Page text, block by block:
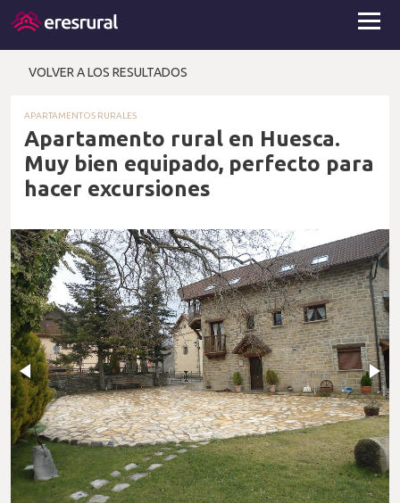
VOLVER A LOS RESULTADOS
APARTAMENTOS RURALES
Apartamento rural en Huesca.
Muy bien equipado, perfecto para
hacer excursiones